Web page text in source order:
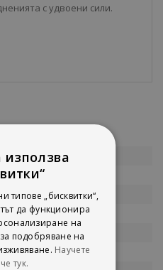
с удвоени сили.
използва
типове „бисквитки“,
да функционира
на
подобряване на
Научете
тук.